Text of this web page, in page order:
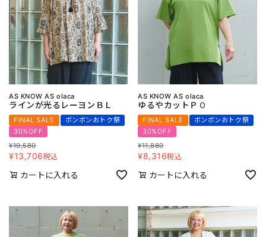
AS KNOW AS olaca
ラインが光るレーヨンＢＬ
FINAL SALE
ボンボンおトク祭
30%OFF
¥19,580
¥13,706税込
カートに入れる
AS KNOW AS olaca
ゆるやカットＰＯ
FINAL SALE
ボンボンおトク祭
30%OFF
¥11,880
¥8,316税込
カートに入れる